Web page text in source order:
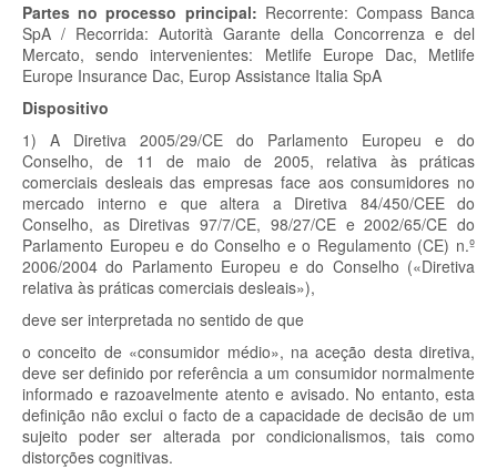
Partes no processo principal: Recorrente: Compass Banca
SpA / Recorrida: Autorità Garante della Concorrenza e del
Mercato, sendo intervenientes: Metlife Europe Dac, Metlife
Europe Insurance Dac, Europ Assistance Italia SpA
Dispositivo
1) A Diretiva 2005/29/CE do Parlamento Europeu e do
Conselho, de 11 de maio de 2005, relativa às práticas
comerciais desleais das empresas face aos consumidores no
mercado interno e que altera a Diretiva 84/450/CEE do
Conselho, as Diretivas 97/7/CE, 98/27/CE e 2002/65/CE do
Parlamento Europeu e do Conselho e o Regulamento (CE) n.º
2006/2004 do Parlamento Europeu e do Conselho («Diretiva
relativa às práticas comerciais desleais»),
deve ser interpretada no sentido de que
o conceito de «consumidor médio», na aceção desta diretiva,
deve ser definido por referência a um consumidor normalmente
informado e razoavelmente atento e avisado. No entanto, esta
definição não exclui o facto de a capacidade de decisão de um
sujeito poder ser alterada por condicionalismos, tais como
distorções cognitivas.